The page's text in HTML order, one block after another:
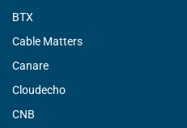
BTX
Cable Matters
Canare
Cloudecho
CNB